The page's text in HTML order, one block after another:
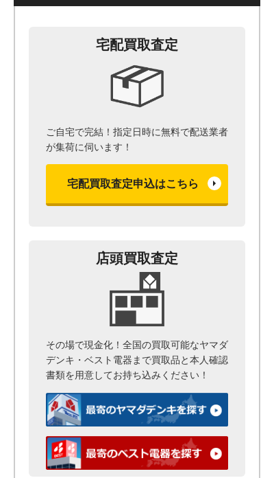
宅配買取査定
ご自宅で完結！指定日時に無料で配送業者
が集荷に伺います！
宅配買取査定申込はこちら
店頭買取査定
その場で現金化！全国の買取可能なヤマダ
デンキ・ベスト電器まで買取品と本人確認
書類を用意してお持ち込みください！